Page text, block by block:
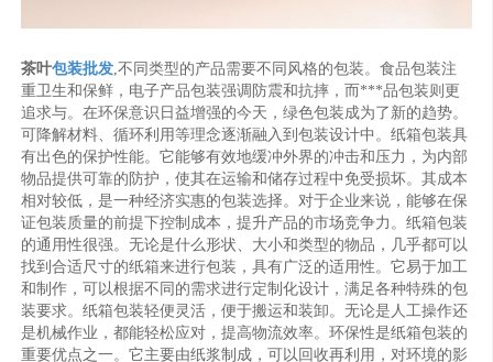
茶叶包装批发 ,不同类型的产品需要不同风格的包装。食品包装注
重卫生和保鲜，电子产品包装强调防震和抗摔，而***品包装则更
追求与。在环保意识日益增强的今天，绿色包装成为了新的趋势。
可降解材料、循环利用等理念逐渐融入到包装设计中。纸箱包装具
有出色的保护性能。它能够有效地缓冲外界的冲击和压力，为内部
物品提供可靠的防护，使其在运输和储存过程中免受损坏。其成本
相对较低，是一种经济实惠的包装选择。对于企业来说，能够在保
证包装质量的前提下控制成本，提升产品的市场竞争力。纸箱包装
的通用性很强。无论是什么形状、大小和类型的物品，几乎都可以
找到合适尺寸的纸箱来进行包装，具有广泛的适用性。它易于加工
和制作，可以根据不同的需求进行定制化设计，满足各种特殊的包
装要求。纸箱包装轻便灵活，便于搬运和装卸。无论是人工操作还
是机械作业，都能轻松应对，提高物流效率。环保性是纸箱包装的
重要优点之一。它主要由纸浆制成，可以回收再利用，对环境的影